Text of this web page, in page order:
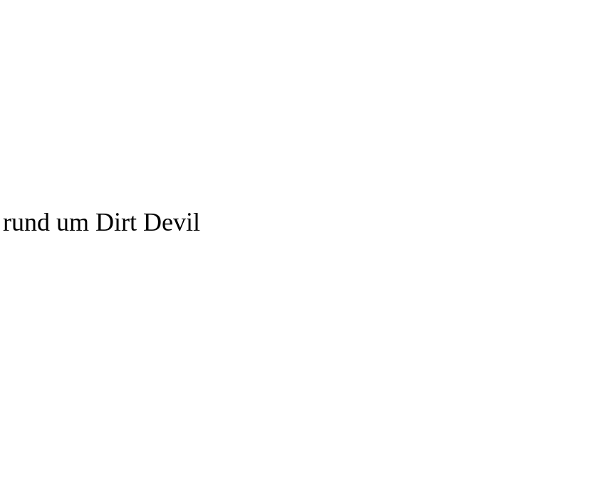
um Dirt Devil